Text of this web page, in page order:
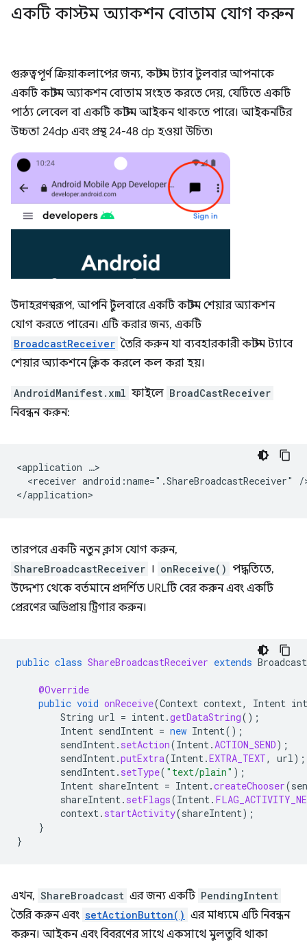
একটি কাস্টম অ্যাকশন বোতাম যোগ করুন
গুরুত্বপূর্ণ ক্রিয়াকলাপের জন্য, কাস্টম ট্যাব টুলবার আপনাকে
একটি কাস্টম অ্যাকশন বোতাম সংহত করতে দেয়, যেটিতে একটি
পাঠ্য লেবেল বা একটি কাস্টম আইকন থাকতে পারে। আইকনটির
উচ্চতা 24dp এবং প্রস্থ 24-48 dp হওয়া উচিত৷
উদাহরণস্বরূপ, আপনি টুলবারে একটি কাস্টম শেয়ার অ্যাকশন
যোগ করতে পারেন। এটি করার জন্য, একটি
BroadcastReceiver তৈরি করুন যা ব্যবহারকারী কাস্টম ট্যাবে
শেয়ার অ্যাকশনে ক্লিক করলে কল করা হয়।
AndroidManifest.xml ফাইলে BroadCastReceiver
নিবন্ধন করুন:
<application
<receiver android:name=".ShareBroadcastReceiver"
/
তারপরে একটি নতুন ক্লাস যোগ করুন,
ShareBroadcastReceiver । onReceive() পদ্ধতিতে,
উদ্দেশ্য থেকে বর্তমানে প্রদর্শিত URLটি বের করুন এবং একটি
প্রেরণের অভিপ্রায় ট্রিগার করুন।
public class ShareBroadcastReceiver extends
@Override
public void onReceive(Context context, Intent
String url = intent.getDataString();
Intent sendIntent = new Intent();
sendIntent. setAction(Intent.ACTION_SEND);
sendIntent.putExtra(Intent.EXTRA_TEXT, url);
sendIntent. setType( "text/plain" );
Intent shareIntent = Intent.createChooser(
shareIntent. setFlags(Intent.
context. startActivity(shareIntent);
}
}
এখন, ShareBroadcast এর জন্য একটি PendingIntent
তৈরি করুন এবং setActionButton() এর মাধ্যমে এটি নিবন্ধন
করুন। আইকন এবং বিবরণের সাথে একসাথে মুলতুবি থাকা